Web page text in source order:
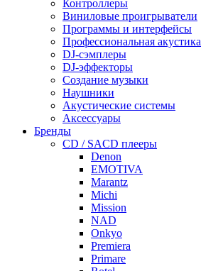
Контроллеры
Виниловые проигрыватели
Программы и интерфейсы
Профессиональная акустика
DJ-сэмплеры
DJ-эффекторы
Создание музыки
Наушники
Акустические системы
Аксессуары
Бренды
CD / SACD плееры
Denon
EMOTIVA
Marantz
Michi
Mission
NAD
Onkyo
Premiera
Primare